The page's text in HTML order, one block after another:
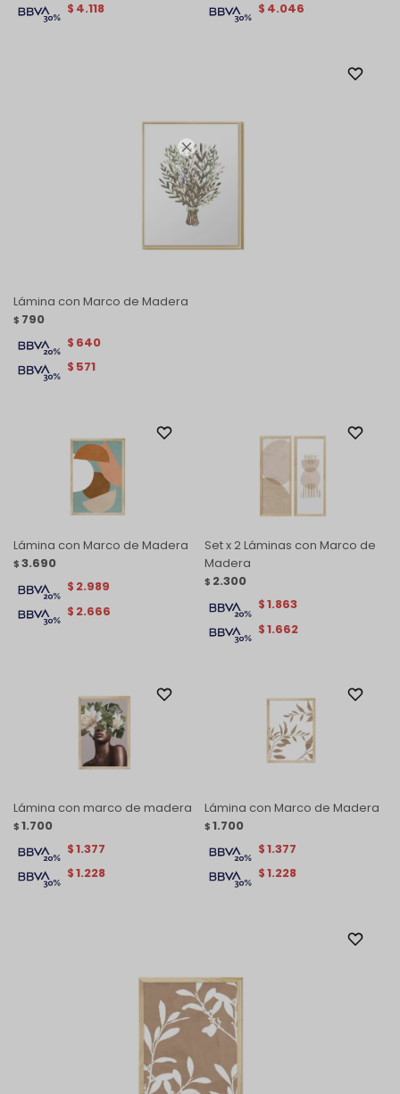

$ 4.118 $ 4.046
Lámina con Marco de Madera
$ 790
$ 571
$ 640
Lámina con Marco de Madera
$ 3.690
$ 2.666
$ 2.989
Set x 2 Láminas con Marco de
Madera
$ 2.300
$1.662
$1.863
Lámina con marco de madera
$ 1.700
$1.228
$1.377
Lámina con Marco de Madera
$ 1.700
$1.228
$1.377